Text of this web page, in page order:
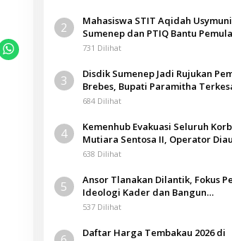
2
Mahasiswa STIT Aqidah Usymuni
Sumenep dan PTIQ Bantu
Jenazah WNI Asal Aceh di Malaysia
731 Dilihat
3
Disdik Sumenep Jadi Rujukan
Brebes, Bupati Paramitha
Pendidikan Berbasis Budaya
684 Dilihat
4
Kemenhub Evakuasi Seluruh
Mutiara Sentosa II, Operator
638 Dilihat
5
Ansor Tlanakan Dilantik, Fokus
Ideologi Kader dan Bangun
Kemandirian Ekonomi
537 Dilihat
Daftar Harga Tembakau 2026 di